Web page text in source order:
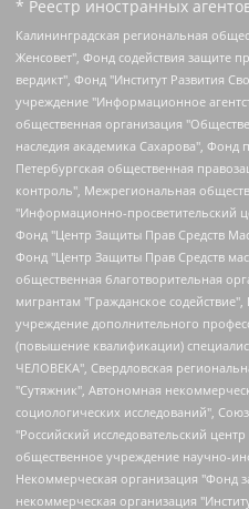
* Реестр иностранных
Калининградская региональная общественная организация "Экозащита!-Женсовет", Фонд содействия защите прав и свобод граждан "Общественный вердикт", Фонд "Институт Развития Свободы Информации", Частное учреждение "Информационное агентство МЕМО. РУ", Региональная общественная организация "Общественная комиссия по сохранению наследия академика Сахарова", Фонд поддержки свободы прессы, Санкт-Петербургская общественная правозащитная организация "Гражданский контроль", Межрегиональная общественная организация "Информационно-просветительский центр "Мемориал", Региональный Фонд "Центр Защиты Прав Средств Массовой Информации", с 05.12.2023 Фонд "Центр Защиты Прав Средств массовой информации", Региональная общественная благотворительная организация помощи беженцам и мигрантам "Гражданское содействие", Негосударственное образовательное учреждение дополнительного профессионального образования (повышение квалификации) специалистов "АКАДЕМИЯ ПО ПРАВАМ ЧЕЛОВЕКА", Свердловская региональная общественная организация "Сутяжник", Автономная некоммерческая организация "Центр независимых социологических исследований", Союз общественных объединений "Российский исследовательский центр по правам человека", Региональное общественное учреждение научно-информационный центр "МЕМОРИАЛ", Некоммерческая организация "Фонд защиты гласности", Автономная некоммерческая организация "Институт прав человека", Городская общественная организация "Екатеринбургское общество "МЕМОРИАЛ", Городская общественная организация "Рязанское историко-просветительское и правозащитное общество "Мемориал" (Рязанский Мемориал), Челябинский региональный орган общественной самодеятельности – женское общественное объединение "Женщины Евразии", Челябинский региональный орган общественной самодеятельности "Уральская правозащитная группа", Фонд содействия защите здоровья и социальной справедливости имени Андрея Рылькова, Автономная Некоммерческая Организация "Аналитический Центр Юрия Левады", Автономная некоммерческая организация социальной поддержки населения "Проект Апрель", Региональная общественная организация помощи женщинам и детям, находящимся в кризисной ситуации "Информационно-методический центр "Анна", Фонд содействия развитию массовых коммуникаций и правовому просвещению "Так-так-Так", Фонд содействия устойчивому развитию "Серебряная тайга", Свердловский региональный общественный фонд социальных проектов "Новое время", "Idel.Реалии", Кавказ.Реалии, Крым.Реалии, Телеканал Настоящее Время, Татаро-башкирская служба Радио Свобода (Azatliq Radiosi), Радио Свободная Европа/Радио Свобода (PCE/PC), "Сибирь.Реалии", "Фактограф", Благотворительный фонд помощи осужденным и их семьям, Автономная некоммерческая организация "Институт глобализации и социальных движений", Фонд "В защиту прав заключенных", Частное учреждение "Центр поддержки и содействия развитию средств массовой информации", Пензенский региональный общественный благотворительный фонд "Гражданский союз", "Север.Реалии", Некоммерческая организация Фонд "Правовая инициатива", Общество с ограниченной ответственностью "Радио Свободная Европа/Радио Свобода", Чешское информационное агентство "MEDIUM-ORIENT", Красноярская региональная общественная организация "Мы против СПИДа", Камалягин Денис Николаевич, Маркелов Сергей Евгеньевич, Пономарев Лев Александрович, Савицкая Людмила Алексеевна, Автономная некоммерческая организация "Центр по работе с проблемой насилия "НАСИЛИЮ.НЕТ", Межрегиональный профессиональный союз работников здравоохранения "Альянс врачей", Юридическое лицо, зарегистрированное в Латвийской Республике, SIA "Medusa Project" (регистрационный номер 40103797863, дата регистрации 10.06.2014), Некоммерческая организация "Фонд по борьбе с коррупцией", Автономная некоммерческая организация "Институт права и публичной политики", Баданин Роман Сергеевич, Гликин Максим Александрович, Железнова Мария Михайловна, Лукьянова Юлия Сергеевна, Маетная Елизавета Витальевна, Маняхин Петр Борисович, Чуракова Ольга Владимировна, Ярош Юлия Петровна, Юридическое лицо "The Insider SIA", зарегистрированное в Риге, Латвийская Республика (дата регистрации 26.06.2015), являющееся администратором доменного имени интернет-издания "The Insider SIA", https://theins.ru, Постернак Алексей Евгеньевич, Рубин Михаил Аркадьевич, Анин Роман Александрович, Юридическое лицо Istories fonds, зарегистрированное в Латвийской Республике (регистрационный номер 50008295751, дата регистрации 24.02.2020), Великовский Дмитрий Александрович, Долинина Ирина Николаевна, Мароховская Алеся Алексеевна, Шлейнов Роман Юрьевич, Шмагун Олеся Валентиновна, Общество с ограниченной ответственностью "Альтаир 2021", Общество с ограниченной ответственностью "Вега 2021", Общество с ограниченной ответственностью "Главный редактор 2021", Общество с ограниченной ответственностью "Ромашки монолит", Важенков Артем Валерьевич, Ивановская областная общественная организация "Центр гендерных исследований", Гурман Юрий Альбертович, Медиапроект "ОВД-Инфо", Егоров Владимир Владимирович, Жилинский Владимир Александрович, Общество с ограниченной ответственностью "ЗП",